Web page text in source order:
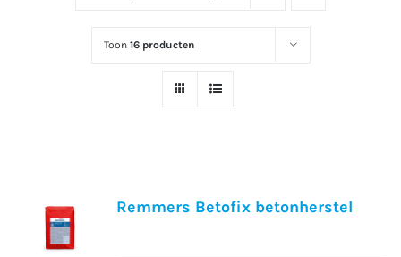
Toon 16 producten
Remmers Betofix betonherstel